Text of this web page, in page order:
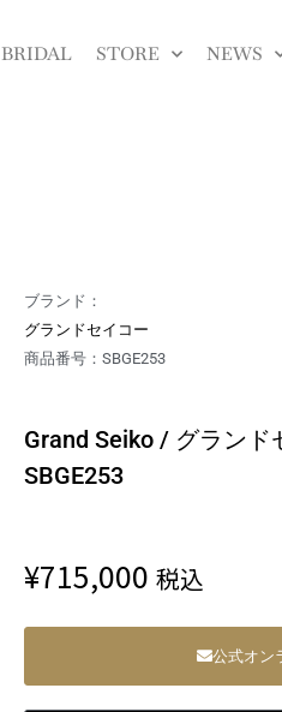
BRIDAL STORE NEWS
ブランド：
グランドセイコー
商品番号：SBGE253
Grand Seiko / グラン
SBGE253
¥715,000 税込
公式オン